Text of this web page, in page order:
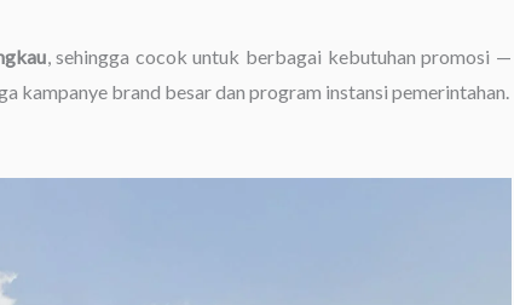
, sehingga cocok untuk berbagai kebutuhan promosi —
kampanye brand besar dan program instansi pemerintahan.